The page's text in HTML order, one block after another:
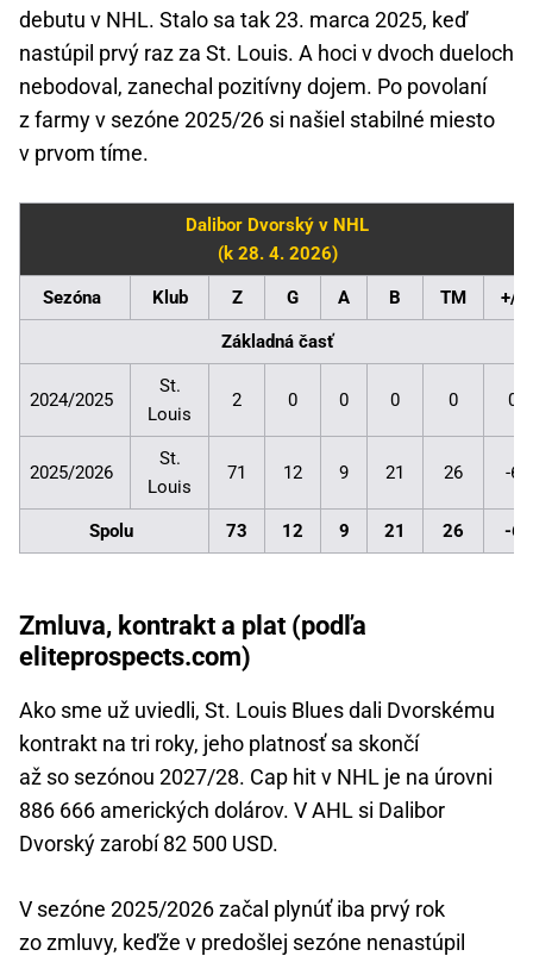
debutu v NHL. Stalo sa tak 23. marca 2025, keď
nastúpil prvý raz za St. Louis. A hoci v dvoch dueloch
nebodoval, zanechal pozitívny dojem. Po povolaní
z farmy v sezóne 2025/26 si našiel stabilné miesto
v prvom tíme.
Dalibor Dvorský v NHL
(k 28. 4. 2026)
Sezóna Klub Z G A B TM +/-
Základná časť
2024/2025
St.
Louis
2 0 0 0 0 0
2025/2026
St.
Louis
71 12 9 21 26 -6
Spolu 73 12 9 21 26 -6
Zmluva, kontrakt a plat (podľa
eliteprospects.com)
Ako sme už uviedli, St. Louis Blues dali Dvorskému
kontrakt na tri roky, jeho platnosť sa skončí
až so sezónou 2027/28. Cap hit v NHL je na úrovni
886 666 amerických dolárov. V AHL si Dalibor
Dvorský zarobí 82 500 USD.
V sezóne 2025/2026 začal plynúť iba prvý rok
zo zmluvy, keďže v predošlej sezóne nenastúpil